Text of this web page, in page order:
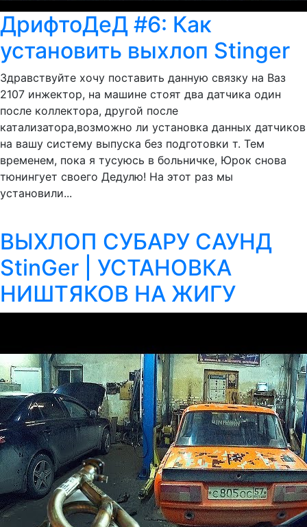
ДрифтоДеД #6: Как
установить выхлоп Stinger
Здравствуйте хочу поставить данную связку на Ваз
2107 инжектор, на машине стоят два датчика один
после коллектора, другой после
катализатора,возможно ли установка данных датчиков
на вашу систему выпуска без подготовки т. Тем
временем, пока я тусуюсь в больничке, Юрок снова
тюнингует своего Дедулю! На этот раз мы
установили...
ВЫХЛОП СУБАРУ САУНД
StinGer | УСТАНОВКА
НИШТЯКОВ НА ЖИГУ